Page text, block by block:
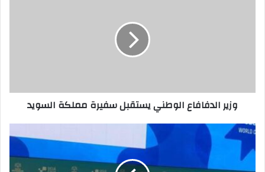
وزير الدفافاع الوطني يستقبل سفيرة مملكة السويد